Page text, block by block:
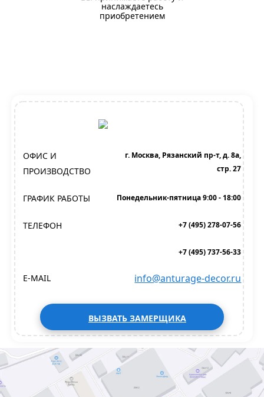
наслаждаетесь
приобретением
ОФИС И
ПРОИЗВОДСТВО
г. Москва, Рязанский пр-т, д. 8а,
стр. 27
ГРАФИК РАБОТЫ Понедельник-пятница 9:00 - 18:00
ТЕЛЕФОН +7 (495) 278-07-56
+7 (495) 737-56-33
E-MAIL info@anturage-decor.ru
ВЫЗВАТЬ ЗАМЕРЩИКА